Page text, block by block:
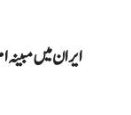
ایران میں مبینہ